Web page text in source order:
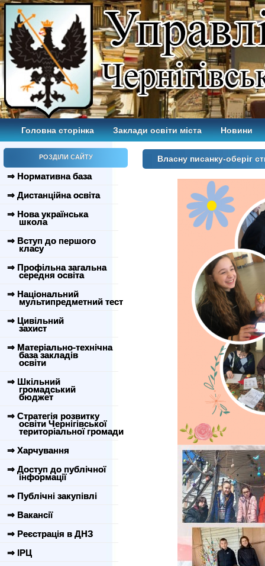
Головна сторінка Заклади освіти міста Новини
РОЗДІЛИ САЙТУ
⇒ Нормативна база
⇒ Дистанційна освіта
⇒ Нова українська
школа
⇒ Вступ до першого
класу
⇒ Профільна загальна
середня освіта
⇒ Національний
мультипредметний тест
⇒ Цивільний
захист
⇒ Матеріально-технічна
база закладів
освіти
⇒ Шкільний
громадський
бюджет
⇒ Стратегія розвитку
освіти Чернігівської
територіальної громади
⇒ Харчування
⇒ Доступ до публічної
інформації
⇒ Публічні закупівлі
⇒ Вакансії
⇒ Реєстрація в ДНЗ
⇒ ІРЦ
Власну писанку-оберіг